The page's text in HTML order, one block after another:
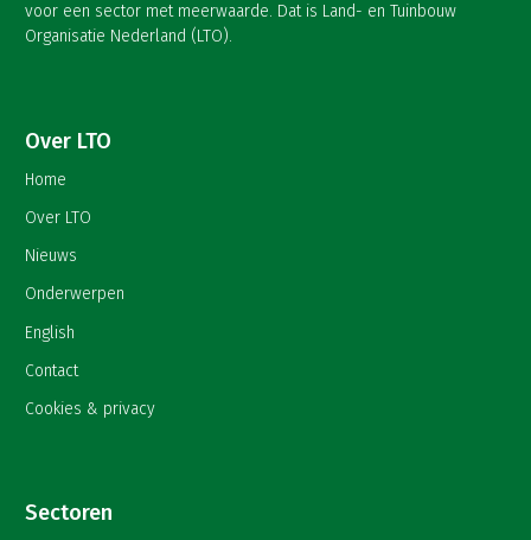
voor een sector met meerwaarde. Dat is Land- en Tuinbouw
Organisatie Nederland (LTO).
Over LTO
Home
Over LTO
Nieuws
Onderwerpen
English
Contact
Cookies & privacy
Sectoren